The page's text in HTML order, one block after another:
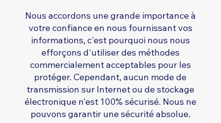
Nous accordons une grande importance à
votre confiance en nous fournissant vos
informations, c'est pourquoi nous nous
efforçons d'utiliser des méthodes
commercialement acceptables pour les
protéger. Cependant, aucun mode de
transmission sur Internet ou de stockage
électronique n'est 100% sécurisé. Nous ne
pouvons garantir une sécurité absolue.